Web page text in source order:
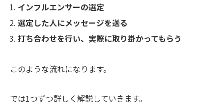
インフルエンサーの選定
選定した人にメッセージを送る
打ち合わせを行い、実際に取り掛かってもらう
このような流れになります。
では1つずつ詳しく解説していきます。